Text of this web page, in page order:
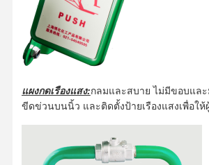
อะไหล่สํารองน้ํายาล้างตา
แผงกดเรืองแสง:กลมและสบาย ไม่มีขอบและ
ขีดข่วนบนนิ้ว และติดตั้งป้ายเรืองแสงเพื่อใ